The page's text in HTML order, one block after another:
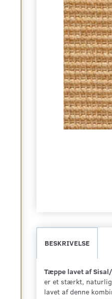
BESKRIVELSE
Tæppe lavet af
er et stærkt,
lavet af denne